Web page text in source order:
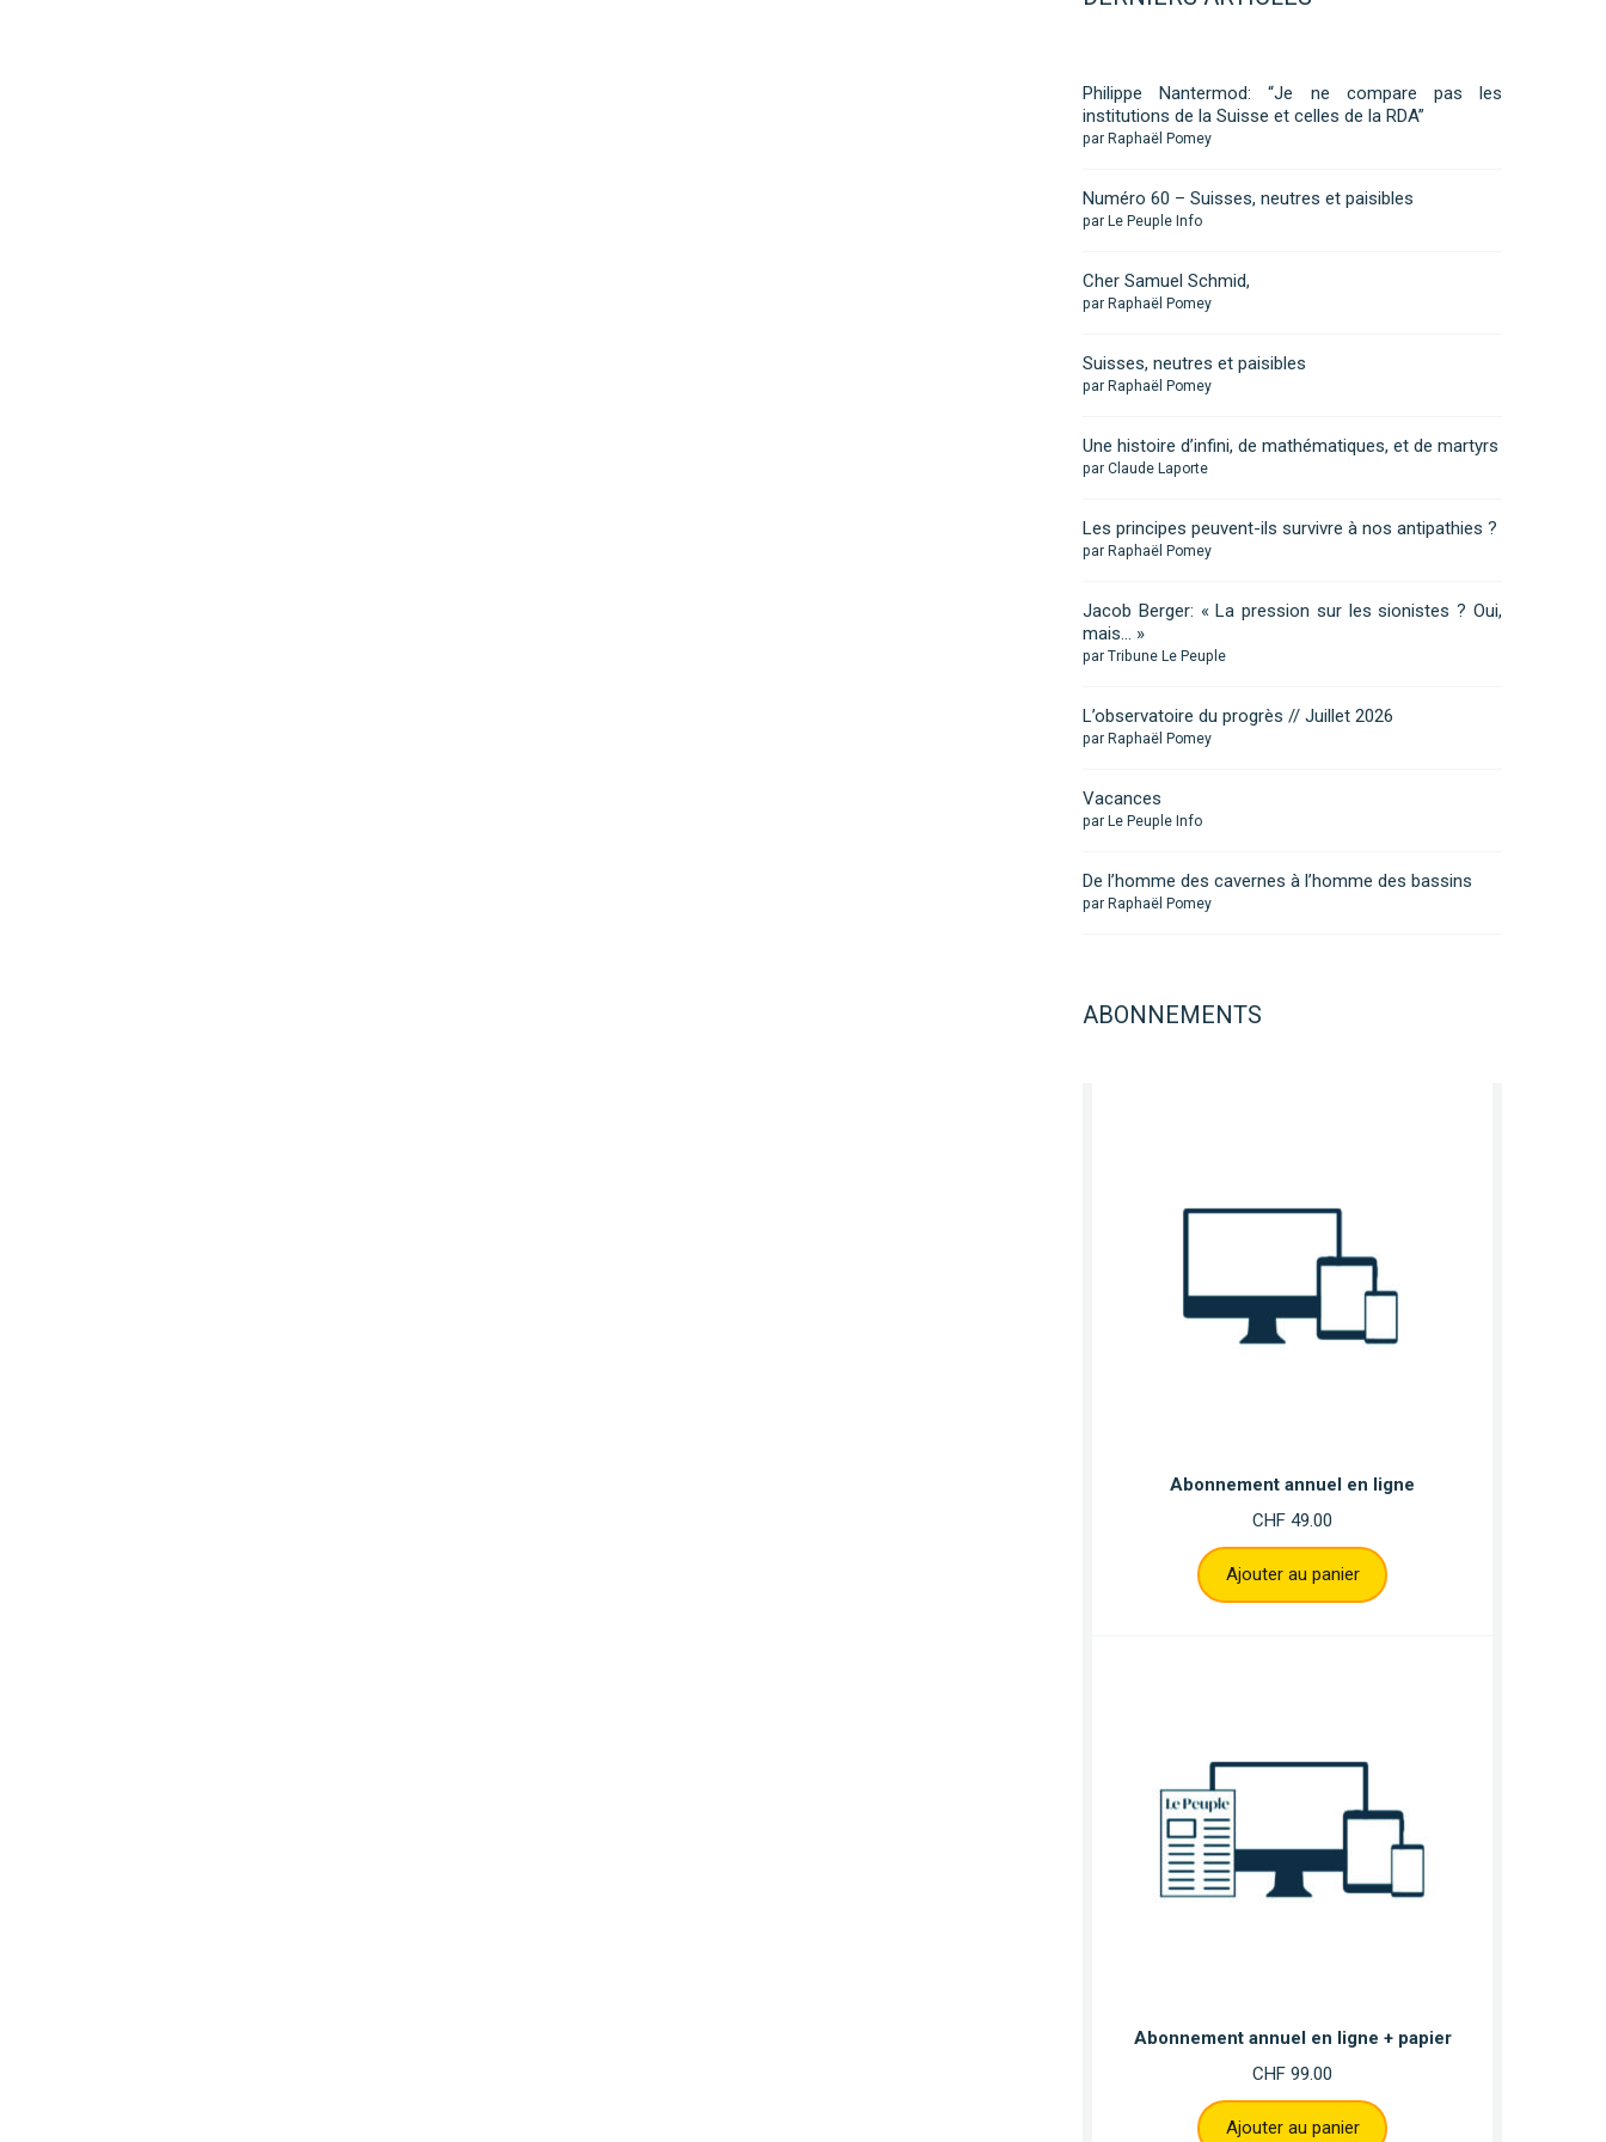
Philippe Nantermod: “Je ne compare pas les
institutions de la Suisse et celles de la RDA”
par Raphaël Pomey
Numéro 60 – Suisses, neutres et paisibles
par Le Peuple Info
Cher Samuel Schmid,
par Raphaël Pomey
Suisses, neutres et paisibles
par Raphaël Pomey
Une histoire d’infini, de mathématiques, et de martyrs
par Claude Laporte
Les principes peuvent-ils survivre à nos antipathies ?
par Raphaël Pomey
Jacob Berger: « La pression sur les sionistes ? Oui,
mais… »
par Tribune Le Peuple
L’observatoire du progrès // Juillet 2026
par Raphaël Pomey
Vacances
par Le Peuple Info
De l’homme des cavernes à l’homme des bassins
par Raphaël Pomey
ABONNEMENTS
Abonnement annuel en ligne
CHF 49.00
Ajouter au panier
Abonnement annuel en ligne + papier
CHF 99.00
Ajouter au panier